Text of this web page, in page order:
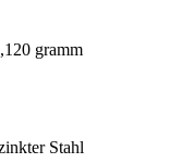
gramm
Stahl